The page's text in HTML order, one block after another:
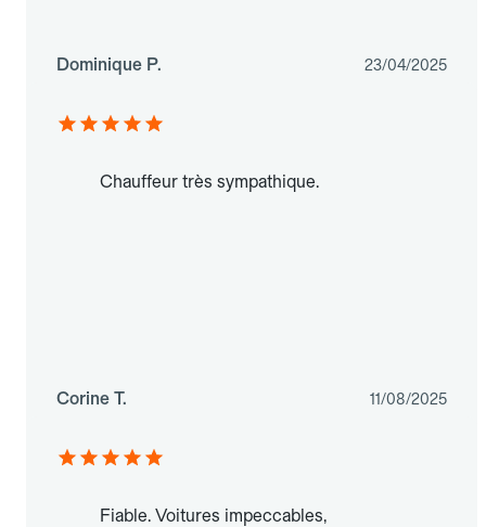
Dominique P. 23/04/2025
Chauffeur très sympathique.
Corine T. 11/08/2025
Fiable. Voitures impeccables,